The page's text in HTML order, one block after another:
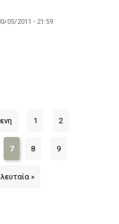
05/2011 - 21:59
1 2
7 8 9
»